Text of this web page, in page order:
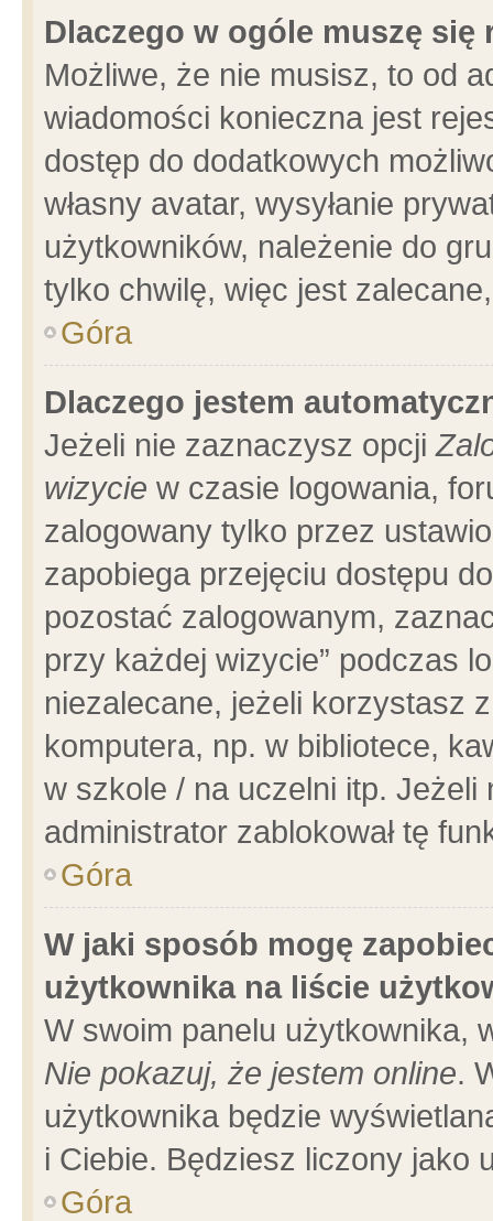
Dlaczego w ogóle muszę się
Możliwe, że nie musisz, to od
wiadomości konieczna jest
dostęp do dodatkowych
własny avatar, wysyłanie
użytkowników, należenie do
tylko chwilę, więc jest
Góra
Dlaczego jestem
Jeżeli nie zaznaczysz opcji
wizycie w czasie logowania,
zalogowany tylko przez
zapobiega przejęciu dostępu
pozostać zalogowanym,
przy każdej wizycie” podczas
niezalecane, jeżeli korzystasz
komputera, np. w bibliotece,
w szkole / na uczelni itp.
administrator zablokował tę
Góra
W jaki sposób mogę
użytkownika na liście
W swoim panelu użytkownika,
Nie pokazuj, że jestem online.
użytkownika będzie
i Ciebie. Będziesz liczony jako
Góra